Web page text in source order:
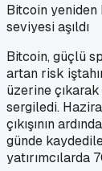
Bitcoin
seviyesi aşıldı
Bitcoin, güçlü
artan risk
üzerine
sergiledi.
çıkışının
günde